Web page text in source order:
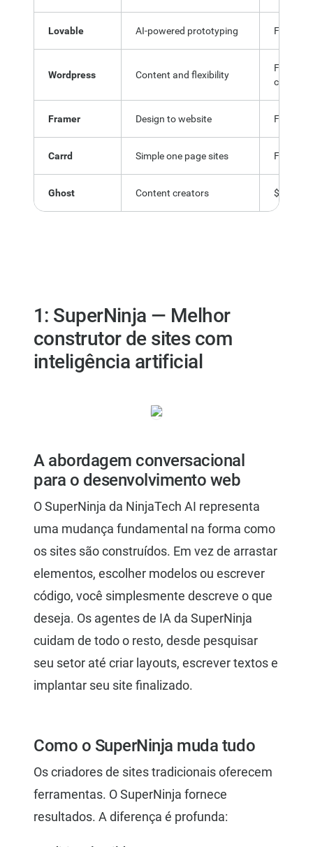
Lovable AI-powered prototyping Free /
Wordpress Content and flexibility
Free /
costs
Framer Design to website Free /
Carrd Simple one page sites Free /
Ghost Content creators $9/mo
1: SuperNinja — Melhor
construtor de sites com
inteligência artificial
A abordagem conversacional
para o desenvolvimento web
O SuperNinja da NinjaTech AI representa
uma mudança fundamental na forma como
os sites são construídos. Em vez de arrastar
elementos, escolher modelos ou escrever
código, você simplesmente descreve o que
deseja. Os agentes de IA da SuperNinja
cuidam de todo o resto, desde pesquisar
seu setor até criar layouts, escrever textos e
implantar seu site finalizado.
Como o SuperNinja muda tudo
Os criadores de sites tradicionais oferecem
ferramentas. O SuperNinja fornece
resultados. A diferença é profunda: